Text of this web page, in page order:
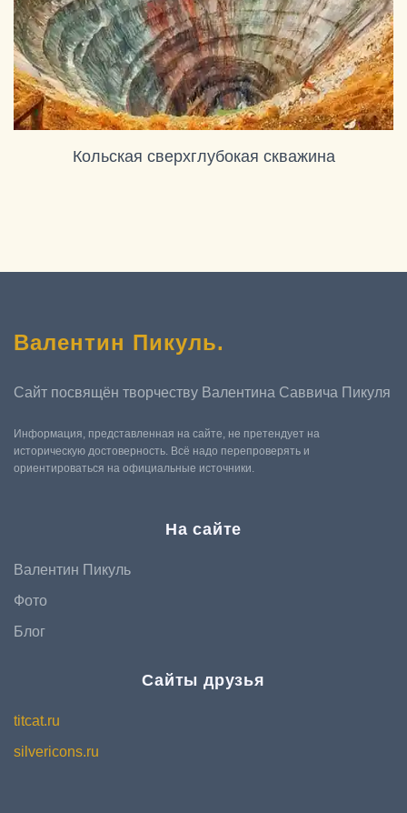
Кольская сверхглубокая скважина
Валентин Пикуль.
Сайт посвящён творчеству Валентина Саввича Пикуля
Информация, представленная на сайте, не претендует на
историческую достоверность. Всё надо перепроверять и
ориентироваться на официальные источники.
На сайте
Валентин Пикуль
Фото
Блог
Сайты друзья
titcat.ru
silvericons.ru